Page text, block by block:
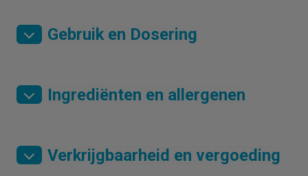
Gebruik en Dosering
Ingrediënten en allergenen
Verkrijgbaarheid en vergoeding